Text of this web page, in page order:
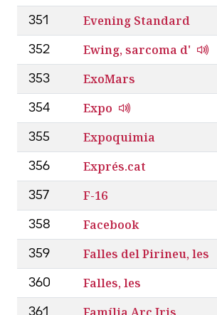
351 Evening Standard
352 Ewing, sarcoma d'
353 ExoMars
354 Expo
355 Expoquimia
356 Exprés.cat
357 F-16
358 Facebook
359 Falles del Pirineu, les
360 Falles, les
361